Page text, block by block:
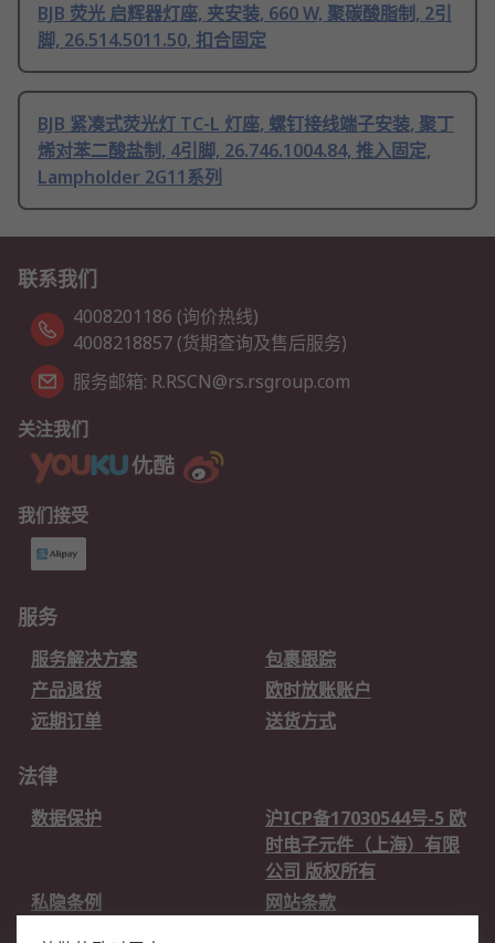
BJB 荧光 启辉器灯座, 夹安装, 660 W, 聚碳酸脂制, 2引
脚, 26.514.5011.50, 扣合固定
BJB 紧凑式荧光灯 TC-L 灯座, 螺钉接线端子安装, 聚丁
烯对苯二酸盐制, 4引脚, 26.746.1004.84, 推入固定,
Lampholder 2G11系列
联系我们
4008201186 (询价热线)
4008218857 (货期查询及售后服务)
服务邮箱: R.RSCN@rs.rsgroup.com
关注我们
我们接受
服务
服务解决方案
包裹跟踪
产品退货
欧时放账账户
远期订单
送货方式
法律
数据保护
沪ICP备17030544号-5 欧
时电子元件（上海）有限
公司 版权所有
私隐条例
网站条款